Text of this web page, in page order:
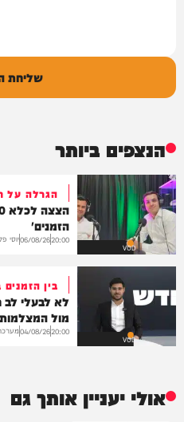
שליחת
הנצפים ביותר
VOD
הגרלה על
הזמנים'
20:00
06/08/26יוסי
VOD
בין
לא לבעלי לב
מול המצלמות
20:00
04/08/26
אולי יעניין אותך גם